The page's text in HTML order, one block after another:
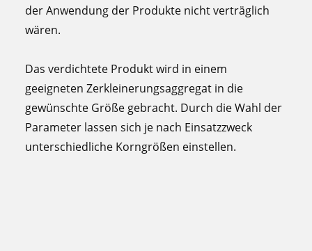
der Anwendung der Produkte nicht verträglich
wären.
Das verdichtete Produkt wird in einem
geeigneten Zerkleinerungsaggregat in die
gewünschte Größe gebracht. Durch die Wahl der
Parameter lassen sich je nach Einsatzzweck
unterschiedliche Korngrößen einstellen.